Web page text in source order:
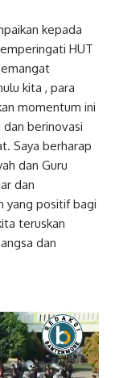
kepada
HUT
kita , para
momentum ini
berinovasi
Saya berharap
dan Guru
dan
yang positif bagi
teruskan
dan